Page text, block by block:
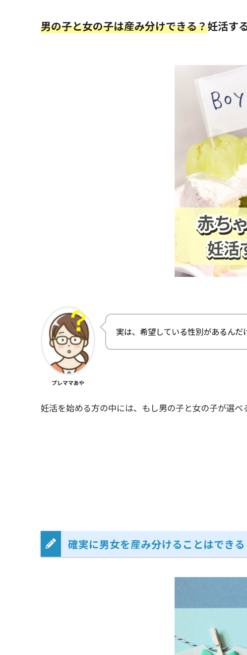
男の子と女の子は産み分けできる？妊活す
プレママあや
実は、希望している性別があるん
妊活を始める方の中には、もし男の子と女の子が選べ
確実に男女を産み分けることはできる